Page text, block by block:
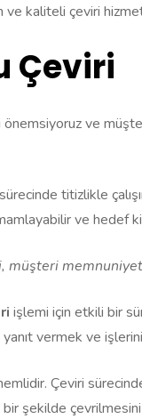
ve kaliteli çeviri
Çeviri
ve
titizlikle
ve hedef
müşteri
işlemi için etkili bir
yanıt vermek ve
Çeviri
şekilde çevrilmesini